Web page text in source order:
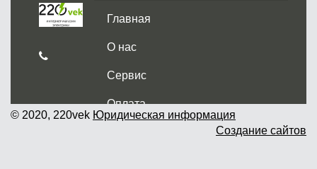
Главная
О нас
Сервис
Оплата
Доставка и самовывоз
© 2020, 220vek Юридическая информация
Создание сайтов